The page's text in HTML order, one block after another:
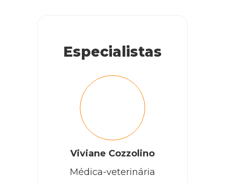
Especialistas
Viviane Cozzolino
Médica-veterinária